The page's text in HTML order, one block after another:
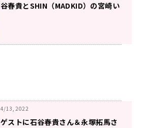
谷春貴とSHIN（MADKID）の宮崎い
4/13, 2022
ゲストに石谷春貴さん＆永塚拓馬さ